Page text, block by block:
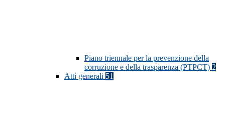
Piano triennale per la prevenzione della
corruzione e della trasparenza (PTPCT) 2
Atti generali 51